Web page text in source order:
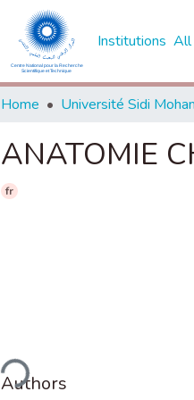
Institutions All
Home
ANATOMIE
fr
Loading...
Authors